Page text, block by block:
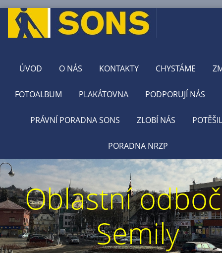
ÚVOD O NÁS KONTAKTY CHYSTÁME
FOTOALBUM PLAKÁTOVNA PODPORUJÍ NÁS
PRÁVNÍ PORADNA SONS ZLOBÍ NÁS
PORADNA NRZP
Oblastní
Semily